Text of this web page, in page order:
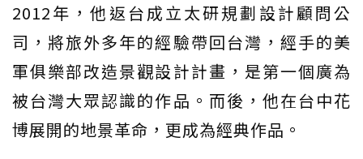
2012年，他返台成立太研規劃設計顧問公
司，將旅外多年的經驗帶回台灣，經手的美
軍俱樂部改造景觀設計計畫，是第一個廣為
被台灣大眾認識的作品。而後，他在台中花
博展開的地景革命，更成為經典作品。